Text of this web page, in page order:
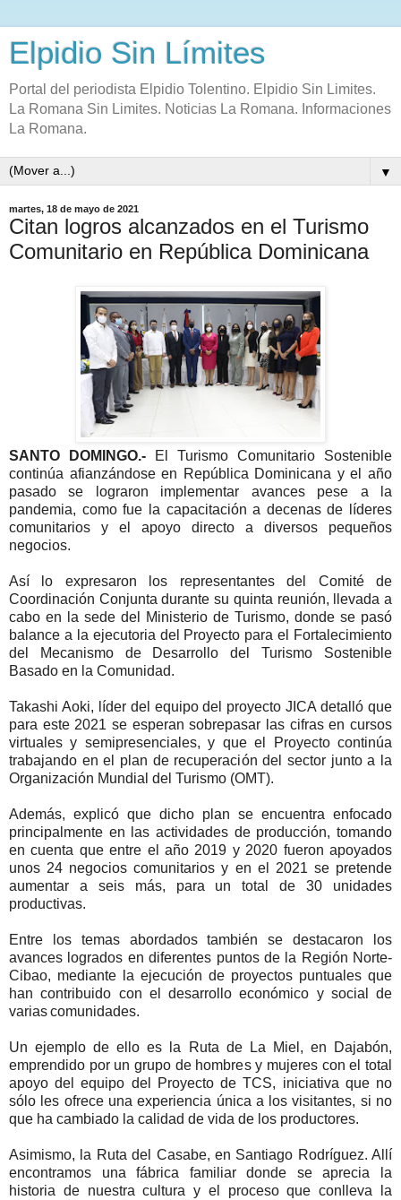
Elpidio Sin Límites
Portal del periodista Elpidio Tolentino. Elpidio Sin Limites.
La Romana Sin Limites. Noticias La Romana. Informaciones
La Romana.
▼
martes, 18 de mayo de 2021
Citan logros alcanzados en el Turismo
Comunitario en República Dominicana
SANTO DOMINGO.-
El Turismo Comunitario Sostenible
continúa afianzándose en República Dominicana y el año
pasado se lograron implementar avances pese a la
pandemia, como fue la capacitación a decenas de líderes
comunitarios y el apoyo directo a diversos pequeños
negocios.
Así lo expresaron los representantes del Comité de
Coordinación Conjunta durante su quinta reunión, llevada a
cabo en la sede del Ministerio de Turismo, donde se pasó
balance a la ejecutoria del Proyecto para el Fortalecimiento
del Mecanismo de Desarrollo del Turismo Sostenible
Basado en la Comunidad.
Takashi Aoki, líder del equipo del proyecto JICA detalló que
para este 2021 se esperan sobrepasar las cifras en cursos
virtuales y semipresenciales, y que el Proyecto continúa
trabajando en el plan de recuperación del sector junto a la
Organización Mundial del Turismo (OMT).
Además, explicó que dicho plan se encuentra enfocado
principalmente en las actividades de producción, tomando
en cuenta que entre el año 2019 y 2020 fueron apoyados
unos 24 negocios comunitarios y en el 2021 se pretende
aumentar a seis más, para un total de 30 unidades
productivas.
Entre los temas abordados también se destacaron los
avances logrados en diferentes puntos de la Región Norte-
Cibao, mediante la ejecución de proyectos puntuales que
han contribuido con el desarrollo económico y social de
varias comunidades.
Un ejemplo de ello es la Ruta de La Miel, en Dajabón,
emprendido por un grupo de hombres y mujeres con el total
apoyo del equipo del Proyecto de TCS, iniciativa que no
sólo les ofrece una experiencia única a los visitantes, si no
que ha cambiado la calidad de vida de los productores.
Asimismo, la Ruta del Casabe, en Santiago Rodríguez. Allí
encontramos una fábrica familiar donde se aprecia la
historia de nuestra cultura y el proceso que conlleva la